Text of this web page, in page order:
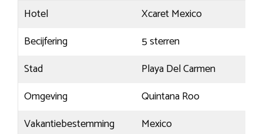
Hotel
Xcaret Mexico
Becijfering
5 sterren
Stad
Playa Del Carmen
Omgeving
Quintana Roo
Vakantiebestemming
Mexico